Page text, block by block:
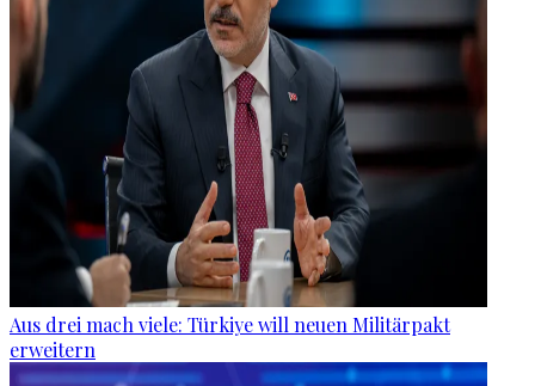
Aus drei mach viele: Türkiye will neuen Militärpakt
erweitern